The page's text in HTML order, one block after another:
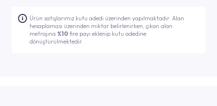
Ürün satışlarımız kutu adedi üzerinden yapılmaktadır. Alan
hesaplaması üzerinden miktar belirlenirken, çıkan alan
metrajına %10fire payı eklenip kutu adedine
dönüştürülmektedir.